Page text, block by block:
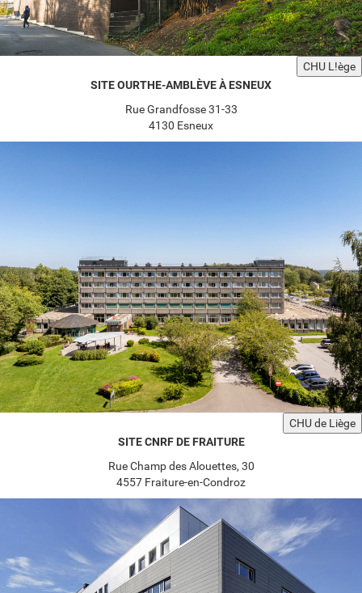
CHU L!ège
SITE OURTHE-AMBLÈVE À ESNEUX
Rue Grandfosse 31-33
4130 Esneux
CHU de Liège
SITE CNRF DE FRAITURE
Rue Champ des Alouettes, 30
4557 Fraiture-en-Condroz